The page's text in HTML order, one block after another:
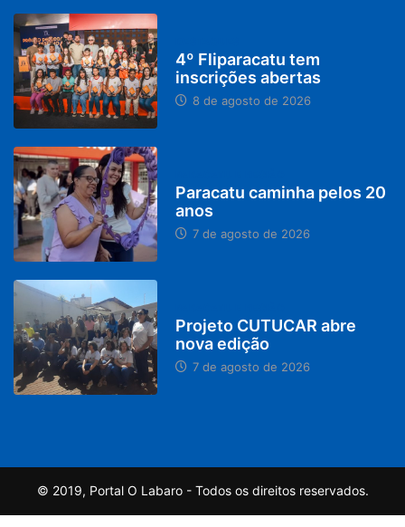
4º Fliparacatu tem
inscrições abertas
8 de agosto de 2026
Paracatu caminha pelos 20
anos
7 de agosto de 2026
Projeto CUTUCAR abre
nova edição
7 de agosto de 2026
© 2019, Portal O Labaro - Todos os direitos reservados.